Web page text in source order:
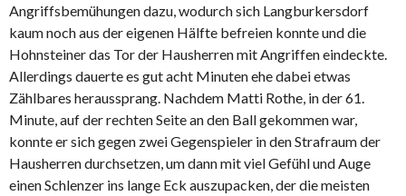
Angriffsbemühungen dazu, wodurch sich Langburkersdorf
kaum noch aus der eigenen Hälfte befreien konnte und die
Hohnsteiner das Tor der Hausherren mit Angriffen eindeckte.
Allerdings dauerte es gut acht Minuten ehe dabei etwas
Zählbares heraussprang. Nachdem Matti Rothe, in der 61.
Minute, auf der rechten Seite an den Ball gekommen war,
konnte er sich gegen zwei Gegenspieler in den Strafraum der
Hausherren durchsetzen, um dann mit viel Gefühl und Auge
einen Schlenzer ins lange Eck auszupacken, der die meisten